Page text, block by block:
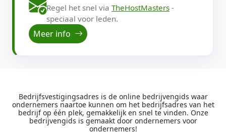
Regel het snel via TheHostMasters -
speciaal voor leden.
Meer info
Bedrijfsvestigingsadres is de online bedrijvengids waar
ondernemers naartoe kunnen om het bedrijfsadres van het
bedrijf op één plek, gemakkelijk en snel te vinden. Onze
bedrijvengids is gemaakt door ondernemers voor
ondernemers!